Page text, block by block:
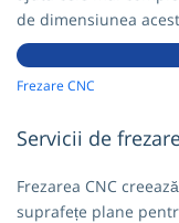
de dimensiunea
Frezare CNC
Servicii de
Frezarea CNC
suprafețe plane